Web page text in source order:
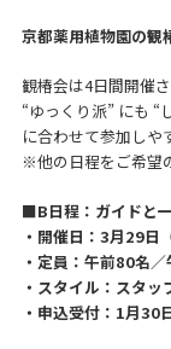
京都薬用植物園の観
観椿会は4日間開催
“ゆっくり派” にも “
に合わせて参加しや
※他の日程をご希望
■B日程：ガイドと
・開催日：3月29日
・定員：午前80名
・スタイル：スタ
・申込受付：1月30